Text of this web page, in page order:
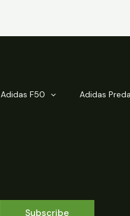
Adidas F50 Adidas
Subscribe